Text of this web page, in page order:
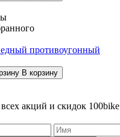
противоугонный
В корзину
всех акций и скидок 100bike